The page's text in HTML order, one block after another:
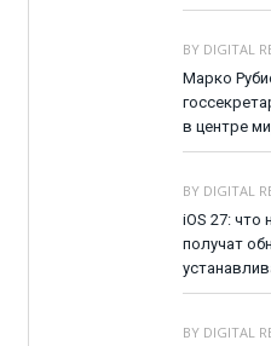
BY DIGITAL
Марко
в центре
BY DIGITAL
iOS 27: что
получат
BY DIGITAL